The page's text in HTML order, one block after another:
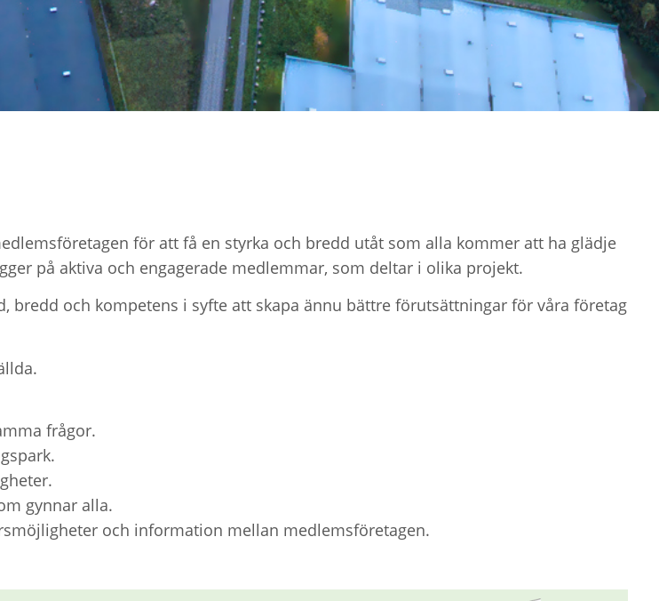
för att få en styrka och bredd utåt som alla kommer att ha glädje
på aktiva och engagerade medlemmar, som deltar i olika projekt.
bredd och kompetens i syfte att skapa ännu bättre förutsättningar för våra företag
frågor.
gynnar alla.
och information mellan medlemsföretagen.